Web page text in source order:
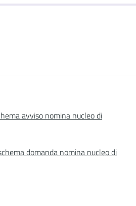
avviso nomina nucleo di
domanda nomina nucleo di